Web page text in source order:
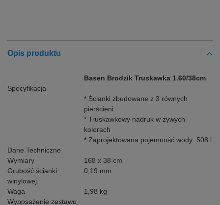
Opis produktu
Basen Brodzik Truskawka 1.60/38cm
Specyfikacja
* Ścianki zbudowane z 3 równych
pierścieni
* Truskawkowy nadruk w żywych
kolorach
* Zaprojektowana pojemność wody: 508 l
Dane Techniczne
Wymiary
168 x 38 cm
Grubość ścianki
winylowej
0,19 mm
Waga
1,98 kg
Wyposażenie zestawu